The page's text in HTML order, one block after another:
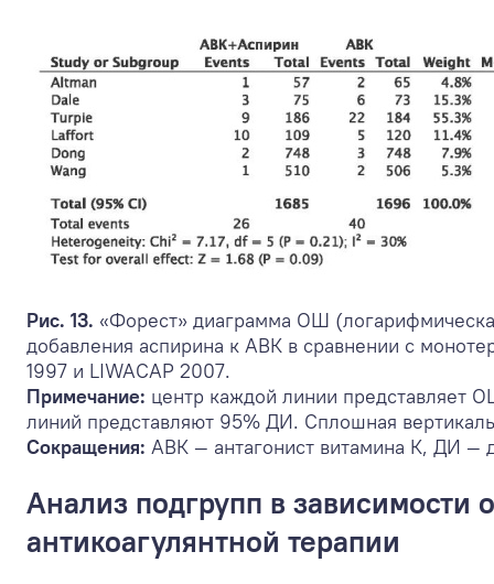
Рис. 13. «Форест» диаграмма ОШ
добавления аспирина к АВК в сравнении с
1997 и LIWACAP 2007.
Примечание: центр каждой линии представляет
линий представляют 95% ДИ. Сплошная
Сокращения: АВК — антагонист витамина К, ДИ
Анализ подгрупп в зависимости
антикоагулянтной терапии